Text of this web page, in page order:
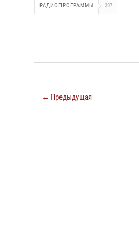
РАДИОПРОГРАММЫ 397
← Предыдущая